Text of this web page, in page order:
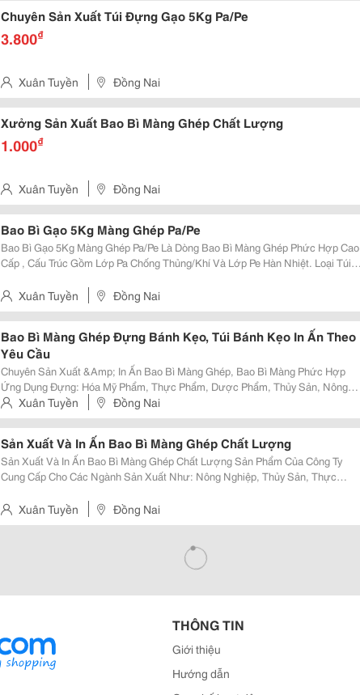
Chuyên Sản Xuất Túi Đựng Gạo 5Kg Pa/Pe
3.800₫
Xuân Tuyền Đồng Nai
Xưởng Sản Xuất Bao Bì Màng Ghép Chất Lượng
1.000₫
Xuân Tuyền Đồng Nai
Bao Bì Gạo 5Kg Màng Ghép Pa/Pe
Bao Bì Gạo 5Kg Màng Ghép Pa/Pe Là Dòng Bao Bì Màng Ghép Phức Hợp Cao
Cấp , Cấu Trúc Gồm Lớp Pa Chống Thủng/Khí Và Lớp Pe Hàn Nhiệt. Loại Túi
Chân Không Hoàn Hảo, Chống Ẩm Và...
Xuân Tuyền Đồng Nai
Bao Bì Màng Ghép Đựng Bánh Kẹo, Túi Bánh Kẹo In Ấn Theo
Yêu Cầu
Chuyên Sản Xuất &Amp; In Ấn Bao Bì Màng Ghép, Bao Bì Màng Phức Hợp
Ứng Dụng Đựng: Hóa Mỹ Phẩm, Thực Phẩm, Dược Phẩm, Thủy Sản, Nông
Dược, Thức Ăn Chăn Nuôi, Hóa Chất, May Mặc, Vật Liệu Xây Dựng. Chúng
Tôi Có Thể In Ấn Chính Xác Theo Yêu Cầu Của Quý...
Xuân Tuyền Đồng Nai
Sản Xuất Và In Ấn Bao Bì Màng Ghép Chất Lượng
Sản Xuất Và In Ấn Bao Bì Màng Ghép Chất Lượng Sản Phẩm Của Công Ty
Cung Cấp Cho Các Ngành Sản Xuất Như: Nông Nghiệp, Thủy Sản, Thực
Bền Đẹp, In Ấn Rõ Nét, Nổi Bật. ✔ Đảm Bảo...
Xuân Tuyền Đồng Nai
THÔNG TIN
Giới thiệu
Hướng dẫn